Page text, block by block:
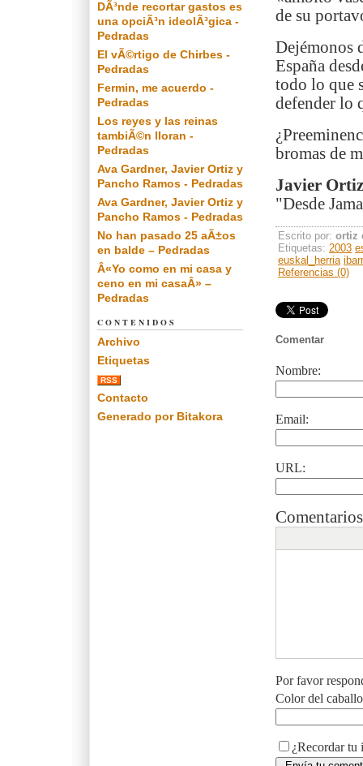
de su
Dejémonos
España
todo lo que
defender lo
bromas de
Javier Ortiz
"Desde
Escrito por: ortiz
Etiquetas: 2003
euskal_herria
Referencias (0)
Comentar
Nombre:
Email:
URL:
Por favor
Color del
¿Recordar tu
DÃ³nde recortar gastos es
una opciÃ³n ideolÃ³gica -
Pedradas
El vÃ©rtigo de Chirbes -
Pedradas
Fermin, me acuerdo -
Pedradas
Los reyes y las reinas
tambiÃ©n lloran -
Pedradas
Ava Gardner, Javier Ortiz y
Pancho Ramos - Pedradas
Ava Gardner, Javier Ortiz y
Pancho Ramos - Pedradas
No han pasado 25 aÃ±os
en balde – Pedradas
Â«Yo como en mi casa y
ceno en mi casaÂ» –
Pedradas
CONTENIDOS
Archivo
Etiquetas
RSS
Contacto
Generado por Bitakora